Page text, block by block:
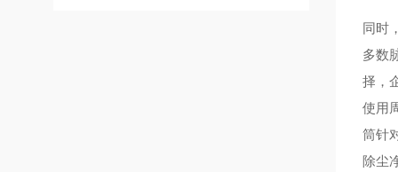
同时
多数
择，
使用
筒针
除尘